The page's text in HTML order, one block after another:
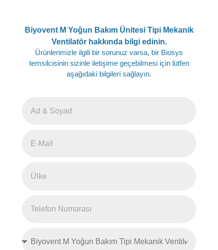
Biyovent M Yoğun Bakım Ünitesi Tipi Mekanik
Ventilatör hakkında bilgi edinin.
Ürünlerimizle ilgili bir sorunuz varsa, bir Biosys
temsilcisinin sizinle iletişime geçebilmesi için lütfen
aşağıdaki bilgileri sağlayın.